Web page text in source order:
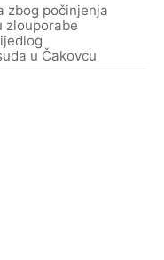
zbog počinjenja
zlouporabe
u Čakovcu